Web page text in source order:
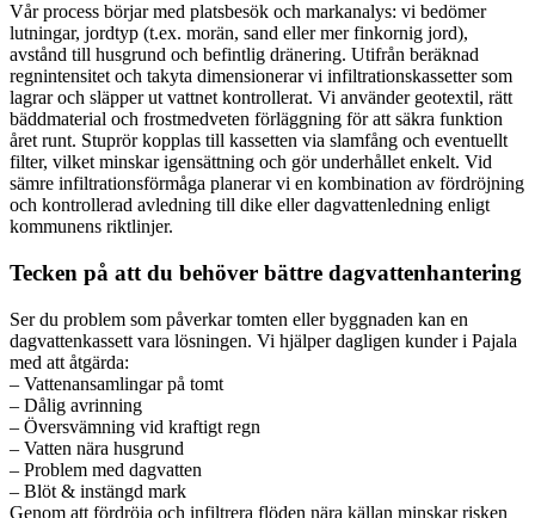
Vår process börjar med platsbesök och markanalys: vi bedömer
lutningar, jordtyp (t.ex. morän, sand eller mer finkornig jord),
avstånd till husgrund och befintlig dränering. Utifrån beräknad
regnintensitet och takyta dimensionerar vi infiltrationskassetter som
lagrar och släpper ut vattnet kontrollerat. Vi använder geotextil, rätt
bäddmaterial och frostmedveten förläggning för att säkra funktion
året runt. Stuprör kopplas till kassetten via slamfång och eventuellt
filter, vilket minskar igensättning och gör underhållet enkelt. Vid
sämre infiltrationsförmåga planerar vi en kombination av fördröjning
och kontrollerad avledning till dike eller dagvattenledning enligt
kommunens riktlinjer.
Tecken på att du behöver bättre dagvattenhantering
Ser du problem som påverkar tomten eller byggnaden kan en
dagvattenkassett vara lösningen. Vi hjälper dagligen kunder i Pajala
med att åtgärda:
– Vattenansamlingar på tomt
– Dålig avrinning
– Översvämning vid kraftigt regn
– Vatten nära husgrund
– Problem med dagvatten
– Blöt & instängd mark
Genom att fördröja och infiltrera flöden nära källan minskar risken